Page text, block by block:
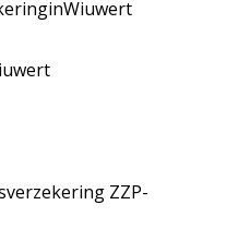
inWiuwert
ZZP-